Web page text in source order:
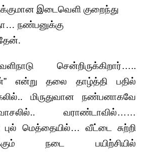
இடைவெளி குறைந்து
நண்பனுக்கு
சென்றிருக்கிறார்…..
என்று தலை தாழ்த்தி பதில்
மிருதுவான நண்பனாகவே
வராண்டாவில்……
புல் மெத்தையில்… வீட்டை சுற்றி
நடை பயிற்சியில்